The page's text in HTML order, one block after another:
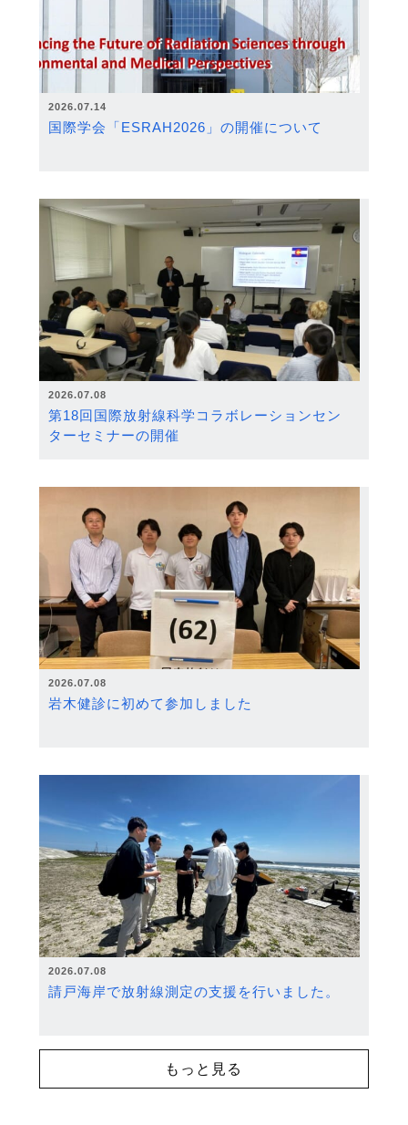
2026.07.14
国際学会「ESRAH2026」の開催について
2026.07.08
第18回国際放射線科学コラボレーションセン
ターセミナーの開催
2026.07.08
岩木健診に初めて参加しました
2026.07.08
請戸海岸で放射線測定の支援を行いました。
もっと見る